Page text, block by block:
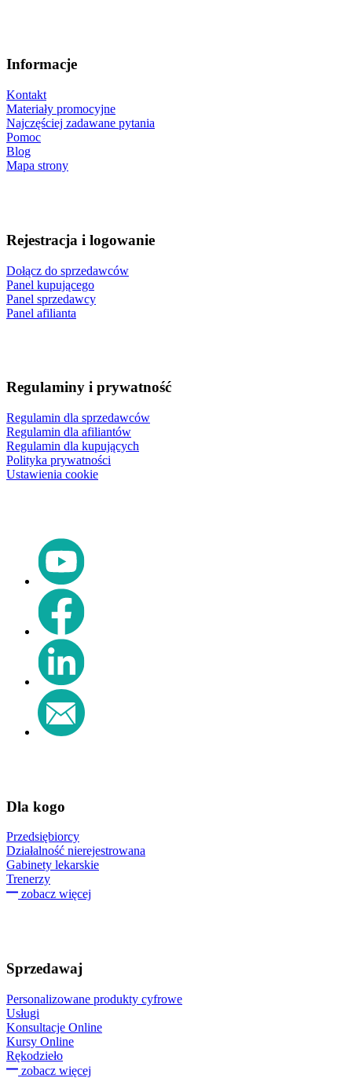
Informacje
Kontakt
Materiały promocyjne
Najczęściej zadawane pytania
Pomoc
Blog
Mapa strony
Rejestracja i logowanie
Dołącz do sprzedawców
Panel kupującego
Panel sprzedawcy
Panel afilianta
Regulaminy i prywatność
Regulamin dla sprzedawców
Regulamin dla afiliantów
Regulamin dla kupujących
Polityka prywatności
Ustawienia cookie
Dla kogo
Przedsiębiorcy
Działalność nierejestrowana
Gabinety lekarskie
Trenerzy
zobacz więcej
Sprzedawaj
Personalizowane produkty cyfrowe
Usługi
Konsultacje Online
Kursy Online
Rękodzieło
zobacz więcej